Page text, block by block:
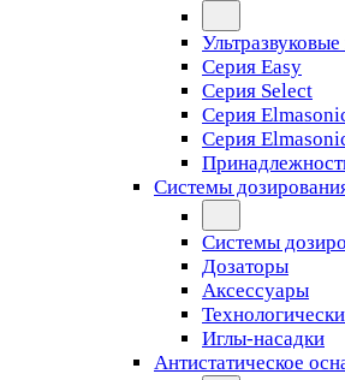
Серия Easy
Серия Select
Серия
Серия
Системы
Системы
Дозаторы
Аксессуары
Иглы-насадки
Антистатическое